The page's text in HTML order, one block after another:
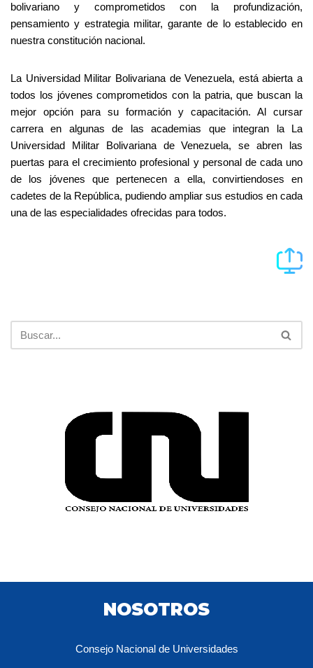
bolivariano y comprometidos con la profundización,
pensamiento y estrategia militar, garante de lo establecido en
nuestra constitución nacional.
La Universidad Militar Bolivariana de Venezuela, está abierta a
todos los jóvenes comprometidos con la patria, que buscan la
mejor opción para su formación y capacitación. Al cursar
carrera en algunas de las academias que integran la La
Universidad Militar Bolivariana de Venezuela, se abren las
puertas para el crecimiento profesional y personal de cada uno
de los jóvenes que pertenecen a ella, convirtiendoses en
cadetes de la República, pudiendo ampliar sus estudios en cada
una de las especialidades ofrecidas para todos.
NOSOTROS
Consejo Nacional de Universidades